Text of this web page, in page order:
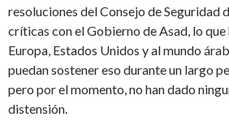
resoluciones del Consejo de Seguridad
críticas con el Gobierno de Asad, lo
Europa, Estados Unidos y al mundo
puedan sostener eso durante un largo
pero por el momento, no han dado
distensión.